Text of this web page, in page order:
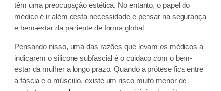
têm uma preocupação estética. No entanto, o papel do
médico é ir além desta necessidade e pensar na segurança
e bem-estar da paciente de forma global.
Pensando nisso, uma das razões que levam os médicos a
indicarem o silicone subfascial é o cuidado com o bem-
estar da mulher a longo prazo. Quando a prótese fica entre
a fáscia e o músculo, existe um risco muito menor de